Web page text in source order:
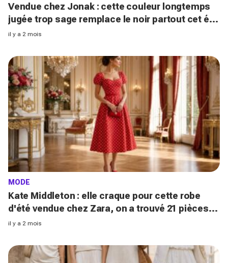
Vendue chez Jonak : cette couleur longtemps
jugée trop sage remplace le noir partout cet été
(c'est étonnant !)
il y a 2 mois
MODE
Kate Middleton : elle craque pour cette robe
d'été vendue chez Zara, on a trouvé 21 pièces
identiques (que vous allez adorer !)
il y a 2 mois